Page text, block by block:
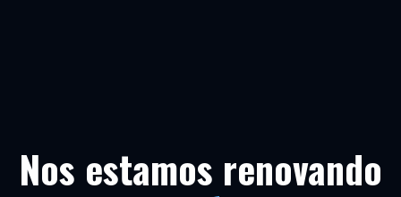
Nos estamos renovando